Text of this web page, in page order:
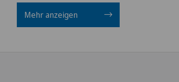
Mehr anzeigen